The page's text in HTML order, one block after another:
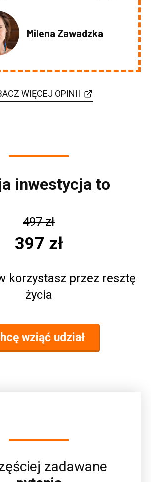
Milena Zawadzka
WIĘCEJ OPINII
inwestycja to
497 zł
397 zł
korzystasz przez resztę
życia
wziąć udział
zadawane